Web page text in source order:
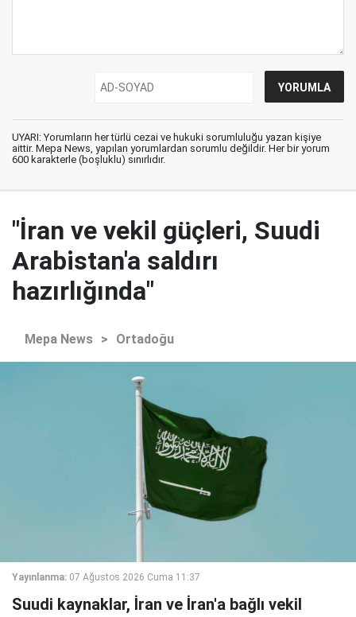
UYARI: Yorumların her türlü cezai ve hukuki sorumluluğu yazan kişiye
aittir. Mepa News, yapılan yorumlardan sorumlu değildir. Her bir yorum
600 karakterle (boşluklu) sınırlıdır.
"İran ve vekil güçleri, Suudi
Arabistan'a saldırı
hazırlığında"
Mepa News > Ortadoğu
Yayınlanma: 07 Ağustos 2026 Cuma 11:37
Suudi kaynaklar, İran ve İran'a bağlı vekil